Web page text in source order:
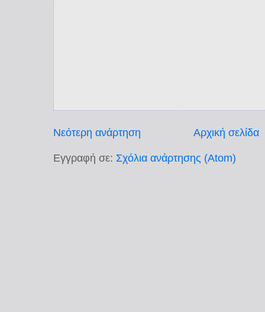
Νεότερη ανάρτηση Αρχική σελίδα
Εγγραφή σε: Σχόλια ανάρτησης (Atom)